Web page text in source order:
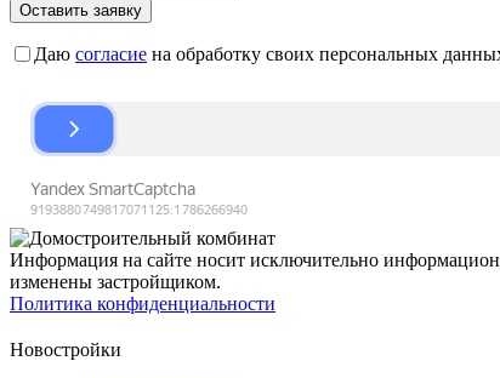
Оставить заявку
Даю согласие на обработку своих персональных
Информация на сайте носит исключительно
изменены застройщиком.
Политика конфиденциальности
Новостройки